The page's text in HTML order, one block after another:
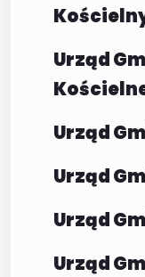
Urząd
Urząd
Urząd
Urząd
Urząd